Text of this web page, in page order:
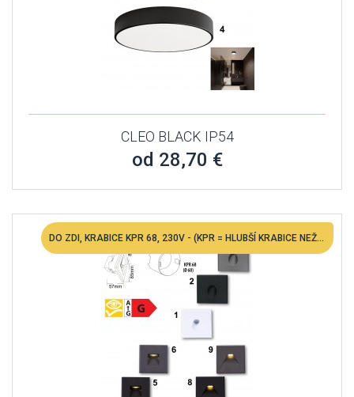
CLEO BLACK IP54
od 28,70 €
DO ZDI, KRABICE KPR 68, 230V - (KPR = HLUBŠÍ KRABICE NEŽ BĚŽNÁ ZÁSUVKOVÁ)